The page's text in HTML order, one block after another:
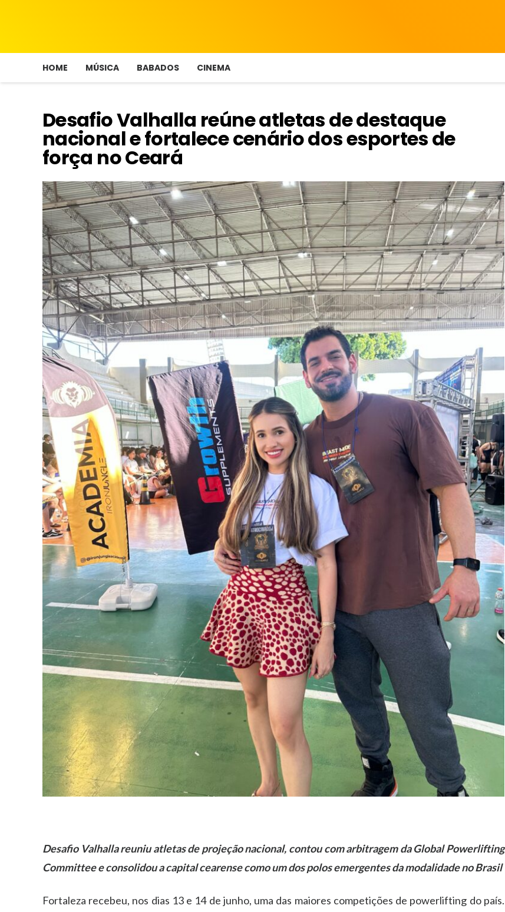
HOME MÚSICA BABADOS CINEMA
Desafio Valhalla reúne atletas de destaque
nacional e fortalece cenário dos esportes de
força no Ceará
Desafio Valhalla reuniu atletas de projeção nacional, contou com arbitragem da Global Powerlifting
Committee e consolidou a capital cearense como um dos polos emergentes da modalidade no Brasil
Fortaleza recebeu, nos dias 13 e 14 de junho, uma das maiores competições de powerlifting do país.